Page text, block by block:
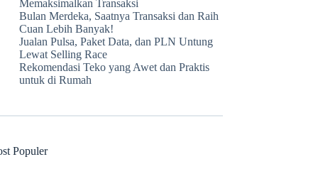
Memaksimalkan Transaksi
Bulan Merdeka, Saatnya Transaksi dan Raih
Cuan Lebih Banyak!
Jualan Pulsa, Paket Data, dan PLN Untung
Lewat Selling Race
Rekomendasi Teko yang Awet dan Praktis
untuk di Rumah
Populer